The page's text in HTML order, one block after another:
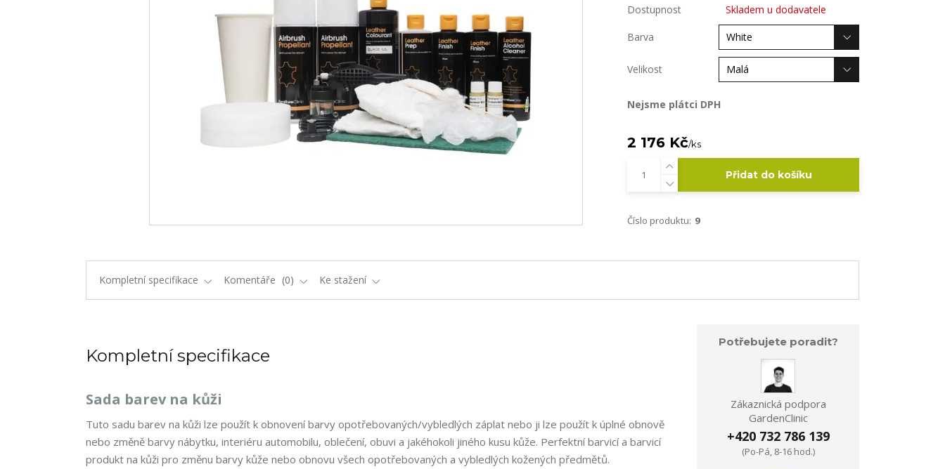
Dostupnost Skladem u dodavatele
Barva
Velikost
Nejsme plátci DPH
2 176 Kč/ks
Přidat do košíku
Číslo produktu: 9
Kompletní specifikace Komentáře 0 Ke stažení
Kompletní specifikace
Sada barev na kůži
Tuto sadu barev na kůži lze použít k obnovení barvy opotřebovaných/vybledlých záplat nebo ji lze použít k úplné obnově
nebo změně barvy nábytku, interiéru automobilu, oblečení, obuvi a jakéhokoli jiného kusu kůže. Perfektní barvicí a barvicí
produkt na kůži pro změnu barvy kůže nebo obnovu všech opotřebovaných a vybledlých kožených předmětů.
Potřebujete poradit?
Zákaznická podpora
GardenClinic
+420 732 786 139
(Po-Pá, 8-16 hod.)